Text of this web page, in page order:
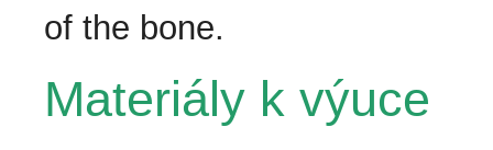
of the bone.
Materiály k výuce